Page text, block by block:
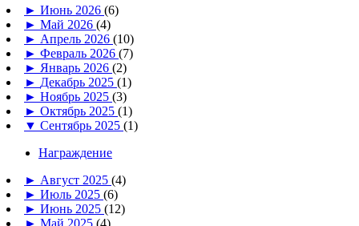
► Июнь 2026 (6)
► Май 2026 (4)
► Апрель 2026 (10)
► Февраль 2026 (7)
► Январь 2026 (2)
► Декабрь 2025 (1)
► Ноябрь 2025 (3)
► Октябрь 2025 (1)
▼ Сентябрь 2025 (1)
Награждение
► Август 2025 (4)
► Июль 2025 (6)
► Июнь 2025 (12)